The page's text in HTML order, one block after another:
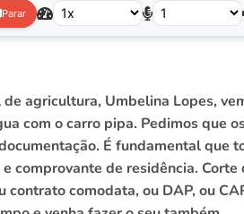
Parar
agricultura, Umbelina Lopes,
com o carro pipa. Pedimos que
É fundamental que
comprovante de residência.
contrato comodata, ou DAP, ou